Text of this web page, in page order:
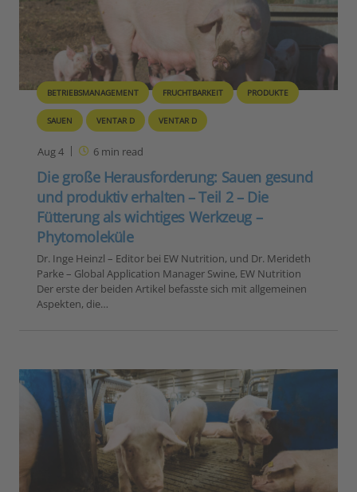
BETRIEBSMANAGEMENT FRUCHTBARKEIT PRODUKTE
SAUEN VENTAR D VENTAR D
Aug 4 6min read
Die große Herausforderung: Sauen gesund
und produktiv erhalten – Teil 2 – Die
Fütterung als wichtiges Werkzeug –
Phytomoleküle
Dr. Inge Heinzl – Editor bei EW Nutrition, und Dr. Merideth
Parke – Global Application Manager Swine, EW Nutrition
Der erste der beiden Artikel befasste sich mit allgemeinen
Aspekten, die…